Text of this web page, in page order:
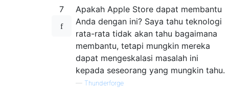
7
Apakah Apple Store dapat membantu
Anda dengan ini? Saya tahu teknologi
rata-rata tidak akan tahu bagaimana
membantu, tetapi mungkin mereka
dapat mengeskalasi masalah ini
kepada seseorang yang mungkin tahu.
— Thunderforge